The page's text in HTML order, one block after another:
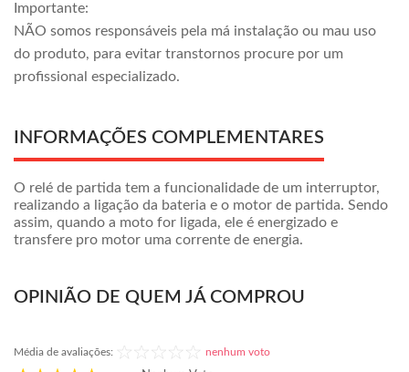
Importante:
NÃO somos responsáveis pela má instalação ou mau uso
do produto, para evitar transtornos procure por um
profissional especializado.
INFORMAÇÕES COMPLEMENTARES
O relé de partida tem a funcionalidade de um interruptor,
realizando a ligação da bateria e o motor de partida. Sendo
assim, quando a moto for ligada, ele é energizado e
transfere pro motor uma corrente de energia.
OPINIÃO DE QUEM JÁ COMPROU
Média de avaliações: nenhum voto